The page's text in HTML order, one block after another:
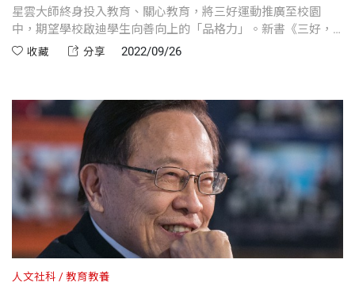
星雲大師終身投入教育、關心教育，將三好運動推廣至校園
中，期望學校啟迪學生向善向上的「品格力」。新書《三好，
成就孩子好素養》採訪17所三好學校，將這些學校實踐「三好
行三好，社會更和諧。
收藏 分享 2022/09/26
人文社科 教育教養